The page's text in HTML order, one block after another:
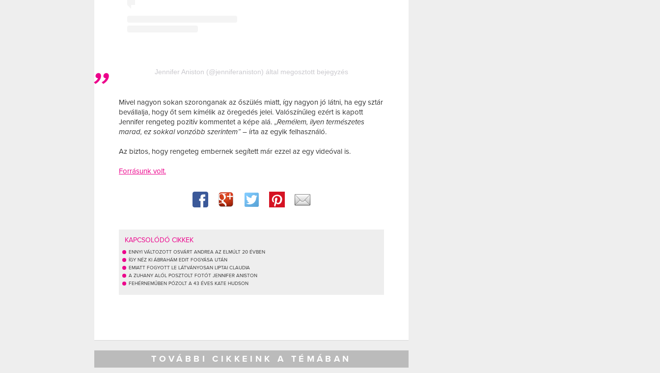
Jennifer Aniston (@jenniferaniston) által megosztott bejegyzés
Mivel nagyon sokan szoronganak az őszülés miatt, így nagyon jó látni, ha egy sztár
bevállalja, hogy őt sem kímélik az öregedés jelei. Valószínűleg ezért is kapott
Jennifer rengeteg pozitív kommentet a képe alá. „Remélem, ilyen természetes
marad, ez sokkal vonzóbb szerintem” – írta az egyik felhasználó.
Az biztos, hogy rengeteg embernek segített már ezzel az egy videóval is.
Forrásunk volt.
KAPCSOLÓDÓ CIKKEK
ENNYI VÁLTOZOTT OSVÁRT ANDREA AZ ELMÚLT 20 ÉVBEN
ÍGY NÉZ KI ÁBRAHÁM EDIT FOGYÁSA UTÁN
EMIATT FOGYOTT LE LÁTVÁNYOSAN LIPTAI CLAUDIA
A ZUHANY ALÓL POSZTOLT FOTÓT JENNIFER ANISTON
FEHÉRNEMŰBEN PÓZOLT A 43 ÉVES KATE HUDSON
TOVÁBBI CIKKEINK A TÉMÁBAN